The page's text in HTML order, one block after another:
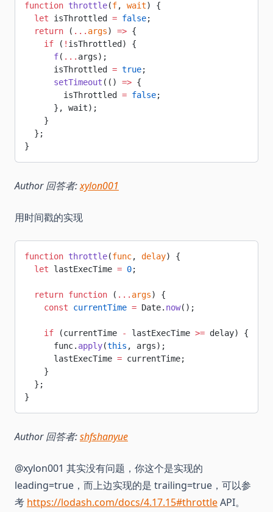
function throttle(f, wait) {
  let
isThrottled = false;
  return
( ... args) => {
    if
( ! isThrottled) {
      f
( ... args);
      isThrottled
= true;
      setTimeout
(() => {
        isThrottled
= false;
      }, wait);
    }
  };
}
Author 回答者:xylon001
用时间戳的实现
function throttle(func, delay) {
  let
lastExecTime = 0;
  return
function ( ... args) {
    const
currentTime = Date. now();
    if
(currentTime - lastExecTime >= delay) {
      func.
apply(this , args);
      lastExecTime
= currentTime;
    }
  };
}
Author 回答者:shfshanyue
@xylon001 其实没有问题，你这个是实现的
leading=true，而上边实现的是 trailing=true，可以参
考 https://lodash.com/docs/4.17.15#throttleAPI。